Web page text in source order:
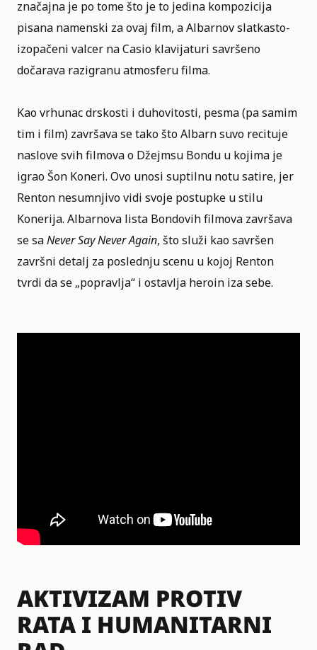
značajna je po tome što je to jedina kompozicija
pisana namenski za ovaj film, a Albarnov slatkasto-
izopačeni valcer na Casio klavijaturi savršeno
dočarava razigranu atmosferu filma.
Kao vrhunac drskosti i duhovitosti, pesma (pa samim
tim i film) završava se tako što Albarn suvo recituje
naslove svih filmova o Džejmsu Bondu u kojima je
igrao Šon Koneri. Ovo unosi suptilnu notu satire, jer
Renton nesumnjivo vidi svoje postupke u stilu
Konerija. Albarnova lista Bondovih filmova završava
se saNever Say Never Again, što služi kao savršen
završni detalj za poslednju scenu u kojoj Renton
tvrdi da se „popravlja“ i ostavlja heroin iza sebe.
AKTIVIZAM PROTIV
RATA I HUMANITARNI